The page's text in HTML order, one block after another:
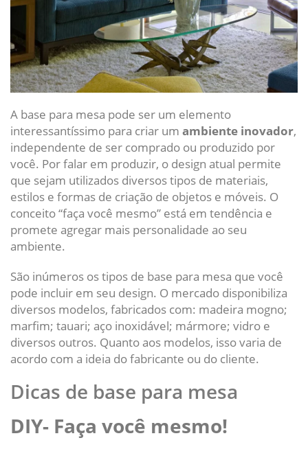
A base para mesa pode ser um elemento
interessantíssimo para criar um ambiente inovador,
independente de ser comprado ou produzido por
você. Por falar em produzir, o design atual permite
que sejam utilizados diversos tipos de materiais,
estilos e formas de criação de objetos e móveis. O
conceito “faça você mesmo” está em tendência e
promete agregar mais personalidade ao seu
ambiente.
São inúmeros os tipos de base para mesa que você
pode incluir em seu design. O mercado disponibiliza
diversos modelos, fabricados com: madeira mogno;
marfim; tauari; aço inoxidável; mármore; vidro e
diversos outros. Quanto aos modelos, isso varia de
acordo com a ideia do fabricante ou do cliente.
Dicas de base para mesa
DIY- Faça você mesmo!